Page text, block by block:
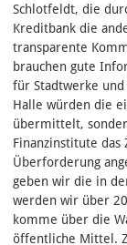
Schlotfeldt, die
Kreditbank die
transparente
brauchen gute
für Stadtwerke
Halle würden die
übermittelt,
Finanzinstitute das
Überforderung
geben wir die in
werden wir über
komme über die
öffentliche Mittel.